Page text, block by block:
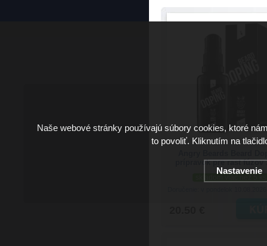
prípravok pre rast fúzov
Naše webové stránky používajú súbory cookies, ktoré
to povoliť. Kliknutím na
Nastavenie